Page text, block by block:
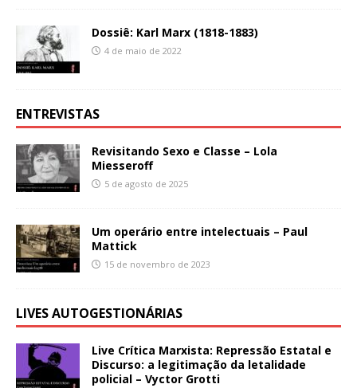
Dossiê: Karl Marx (1818-1883)
4 de maio de 2022
ENTREVISTAS
Revisitando Sexo e Classe – Lola
Miesseroff
5 de agosto de 2025
Um operário entre intelectuais – Paul
Mattick
15 de novembro de 2023
LIVES AUTOGESTIONÁRIAS
Live Crítica Marxista: Repressão Estatal e
Discurso: a legitimação da letalidade
policial – Vyctor Grotti